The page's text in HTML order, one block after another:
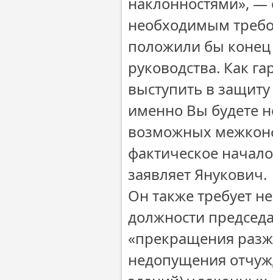
необходимым
положили бы
руководства. Как
выступить в
именно Вы будете
возможных
фактическое
заявляет Янукович.
Он также требует
должности
«прекращения
недопущения